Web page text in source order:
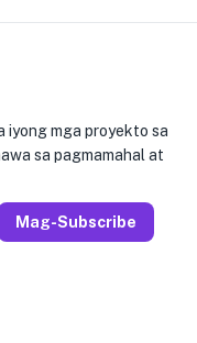
iyong mga proyekto sa
sa pagmamahal at
Mag-Subscribe